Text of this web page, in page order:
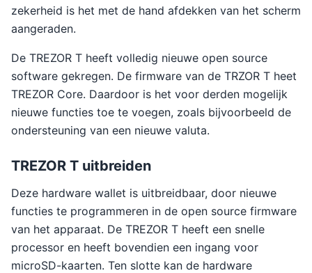
zekerheid is het met de hand afdekken van het scherm
aangeraden.
De TREZOR T heeft volledig nieuwe open source
software gekregen. De firmware van de TRZOR T heet
TREZOR Core. Daardoor is het voor derden mogelijk
nieuwe functies toe te voegen, zoals bijvoorbeeld de
ondersteuning van een nieuwe valuta.
TREZOR T uitbreiden
Deze hardware wallet is uitbreidbaar, door nieuwe
functies te programmeren in de open source firmware
van het apparaat. De TREZOR T heeft een snelle
processor en heeft bovendien een ingang voor
microSD-kaarten. Ten slotte kan de hardware